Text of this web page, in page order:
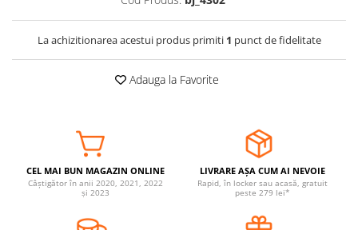
Diversificare bebelusi
Jucarii dentitie
Jocuri educative
Jucarii bebelusi
Covorase ortopedice senzoriale
Cuburi magnetice JollyHeap®
La achizitionarea acestui produs primiti 1 punct de fidelitate
Adauga la Favorite
CEL MAI BUN MAGAZIN ONLINE
Câștigător în anii 2020, 2021, 2022
și 2023
LIVRARE AȘA CUM AI NEVOIE
Rapid, în locker sau acasă, gratuit
peste 279 lei*